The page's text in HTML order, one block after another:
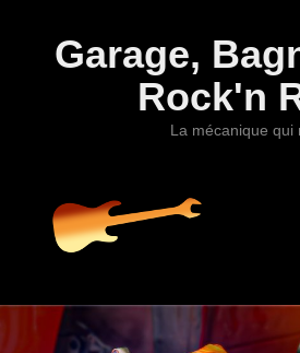
Garage,
Rock'n
La mécanique qui